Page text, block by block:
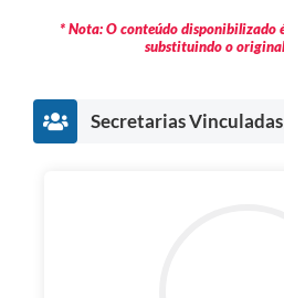
* Nota: O conteúdo disponibilizado
substituindo o
Secretarias Vinculadas